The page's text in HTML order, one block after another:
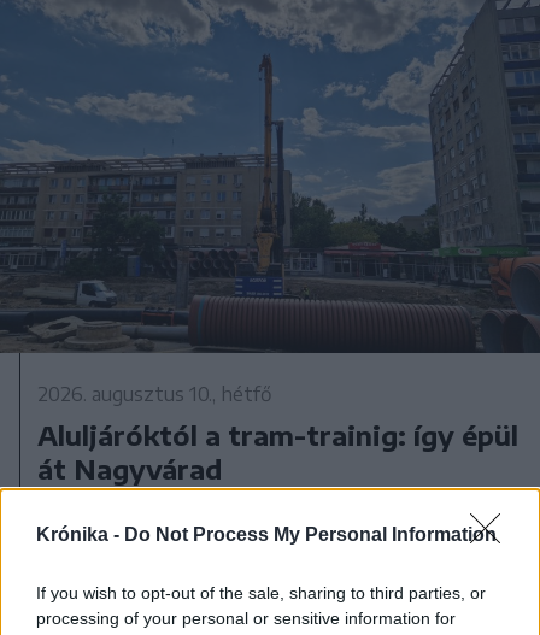
Krónika - Do Not Process My Personal Information
If you wish to opt-out of the sale, sharing to third parties, or
processing of your personal or sensitive information for
2026. augusztus 10., hétfő
Aluljáróktól a tram-trainig: így épül
át Nagyvárad